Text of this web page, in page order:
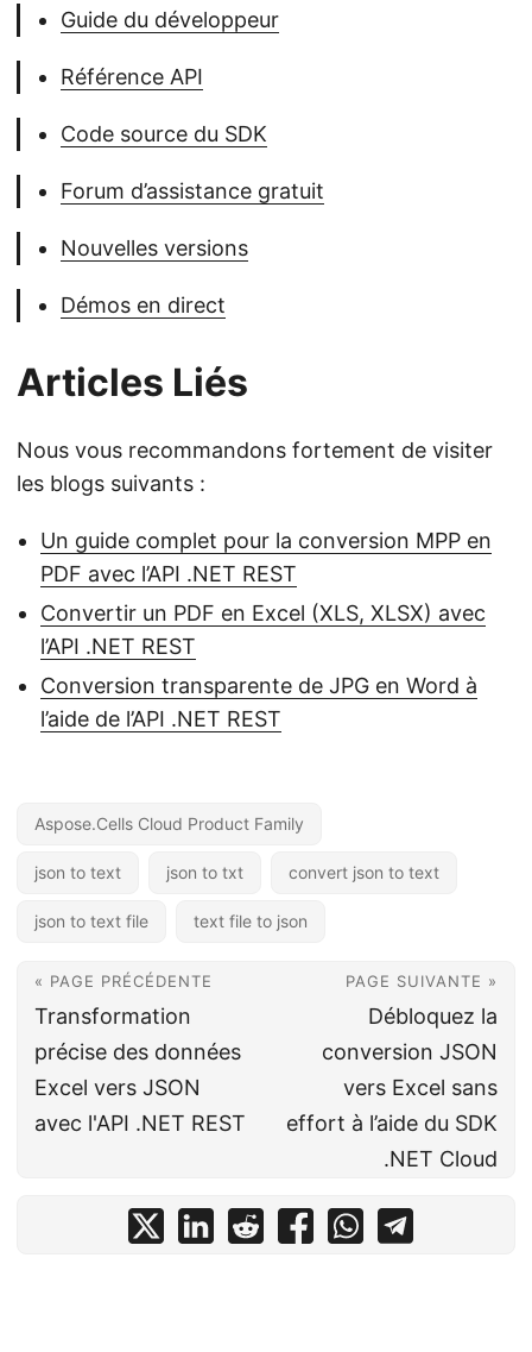
Guide du développeur
Référence API
Code source du SDK
Forum d’assistance gratuit
Nouvelles versions
Démos en direct
Articles Liés
Nous vous recommandons fortement de visiter
les blogs suivants :
Un guide complet pour la conversion MPP en
PDF avec l’API .NET REST
Convertir un PDF en Excel (XLS, XLSX) avec
l’API .NET REST
Conversion transparente de JPG en Word à
l’aide de l’API .NET REST
Aspose.Cells Cloud Product Family
json to text json to txt convert json to text
json to text file text file to json
« PAGE PRÉCÉDENTE
Transformation
précise des données
Excel vers JSON
avec l'API .NET REST
PAGE SUIVANTE »
Débloquez la
conversion JSON
vers Excel sans
effort à l’aide du SDK
.NET Cloud